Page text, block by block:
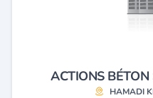
ACTIONS
HAMADI